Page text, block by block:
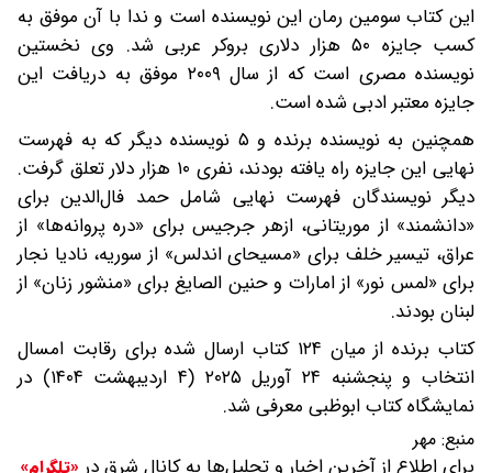
این کتاب سومین رمان این نویسنده است و ندا با آن موفق به
کسب جایزه ۵۰ هزار دلاری بروکر عربی شد. وی نخستین
نویسنده مصری است که از سال ۲۰۰۹ موفق به دریافت این
جایزه معتبر ادبی شده است.
همچنین به نویسنده برنده و ۵ نویسنده دیگر که به فهرست
نهایی این جایزه راه یافته بودند، نفری ۱۰ هزار دلار تعلق گرفت.
دیگر نویسندگان فهرست نهایی شامل حمد فال‌الدین برای
«دانشمند» از موریتانی، ازهر جرجیس برای «دره پروانه‌ها» از
عراق، تیسیر خلف برای «مسیحای اندلس» از سوریه، نادیا نجار
برای «لمس نور» از امارات و حنین الصایغ برای «منشور زنان» از
لبنان بودند.
کتاب برنده از میان ۱۲۴ کتاب ارسال شده برای رقابت امسال
انتخاب و پنجشنبه ۲۴ آوریل ۲۰۲۵ (۴ اردیبهشت ۱۴۰۴) در
نمایشگاه کتاب ابوظبی معرفی شد.
منبع: مهر
برای اطلاع از آخرین اخبار و تحلیل‌ها به کانال شرق در «تلگرام»